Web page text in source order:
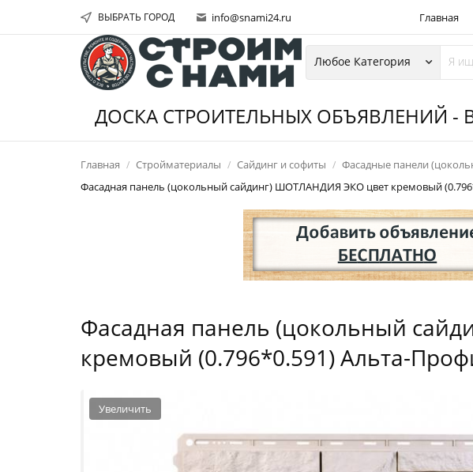
ВЫБРАТЬ ГОРОД info@snami24.ru Главная
ДОСКА СТРОИТЕЛЬНЫХ ОБЪЯВЛЕНИЙ -
Главная Стройматериалы Сайдинг и софиты
Фасадные панели
Фасадная панель (цокольный сайдинг) ШОТЛАНДИЯ ЭКО цвет кремовый
Фасадная панель (цокольный
кремовый (0.796*0.591) Альта-
Увеличить